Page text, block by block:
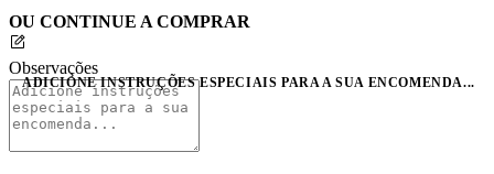
OU CONTINUE A COMPRAR
Observações
ADICIONE INSTRUÇÕES ESPECIAIS PARA A SUA ENCOMENDA...